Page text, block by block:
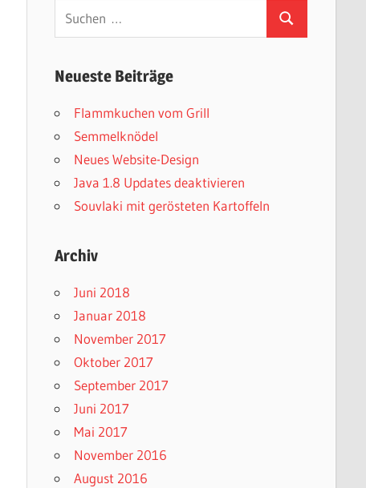
Suchen
nach:
Suchen
Neueste Beiträge
Flammkuchen vom Grill
Semmelknödel
Neues Website-Design
Java 1.8 Updates deaktivieren
Souvlaki mit gerösteten Kartoffeln
Archiv
Juni 2018
Januar 2018
November 2017
Oktober 2017
September 2017
Juni 2017
Mai 2017
November 2016
August 2016